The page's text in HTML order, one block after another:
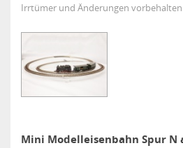
Irrtümer und Änderungen
Mini Modelleisenbahn Spur N